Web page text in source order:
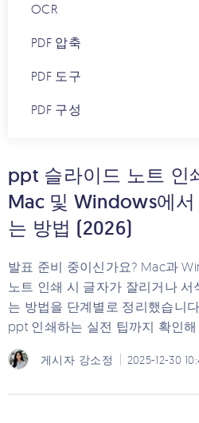
OCR
PDF 압축
PDF 도구
PDF 구성
ppt 슬라이드 노트 인
Mac 및 Windows에
는 방법 (2026)
발표 준비 중이신가요? Mac과
노트 인쇄 시 글자가 잘리거나
는 방법을 단계별로 정리했습니
ppt 인쇄하는 실전 팁까지 확인해
게시자 강소정 2025-12-30